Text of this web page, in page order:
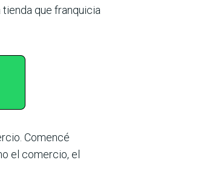
que franquicia
Comencé
el comercio, el